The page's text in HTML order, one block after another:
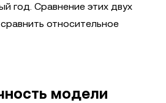
год. Сравнение этих двух
относительное
модели